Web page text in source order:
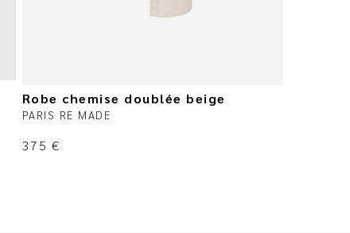
Robe chemise doublée beige
PARIS RE MADE
375 €